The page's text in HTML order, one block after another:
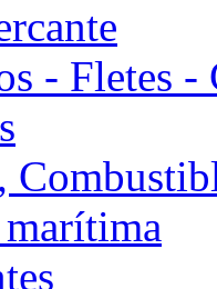
- Fletes -